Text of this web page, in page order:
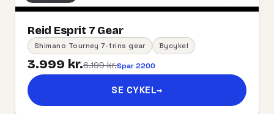
Reid Esprit 7 Gear
Shimano Tourney 7-trins gear Bycykel
3.999 kr.6.199 kr.Spar 2200
SE CYKEL→